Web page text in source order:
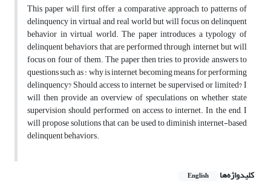
This paper will first offer a comparative approach to patterns of
delinquency in virtual and real world but will focus on delinquent
behavior in virtual world. The paper introduces a typology of
delinquent behaviors that are performed through internet but will
focus on four of them. The paper then tries to provide answers to
questions such as : why is internet becoming means for performing
delinquency? Should access to internet be supervised or limited? I
will then provide an overview of speculations on whether state
supervision should performed on access to internet. In the end, I
will propose solutions that can be used to diminish internet-based
delinquent behaviors.
کلیدواژه‌ها English